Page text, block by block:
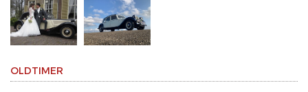
OLDTIMER